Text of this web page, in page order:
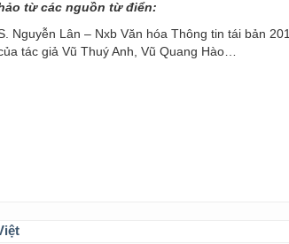
từ các nguồn từ điển:
Nguyễn Lân – Nxb Văn hóa Thông tin tái bản
tác giả Vũ Thuý Anh, Vũ Quang Hào…